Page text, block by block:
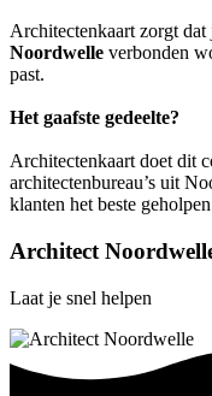
Architectenkaart zorgt
Noordwelle verbonden
past.
Het gaafste gedeelte?
Architectenkaart doet dit
architectenbureau’s uit
klanten het beste
Architect
Laat je snel helpen